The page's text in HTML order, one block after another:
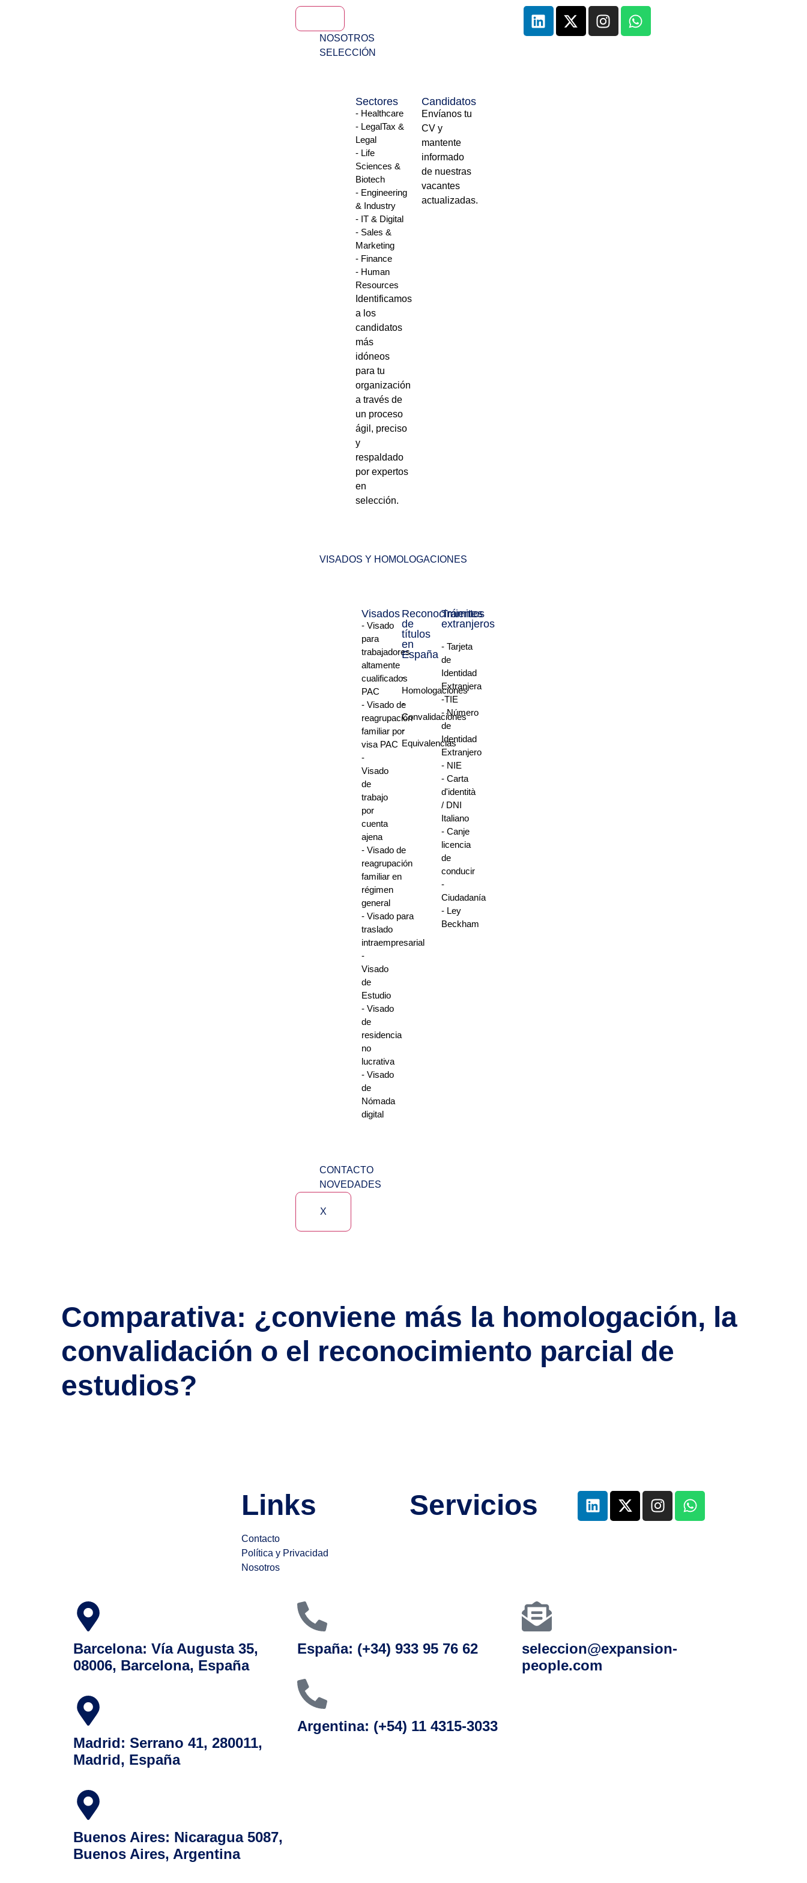
NOSOTROS
SELECCIÓN
Sectores
- Healthcare
- LegalTax &
Legal
- Life
Sciences &
Biotech
- Engineering
& Industry
- IT & Digital
- Sales &
Marketing
- Finance
- Human
Resources
Identificamos
a los
candidatos
más
idóneos
para tu
organización
a través de
un proceso
ágil, preciso
y
respaldado
por expertos
en
selección.
Candidatos
Envíanos tu
CV y
mantente
informado
de nuestras
vacantes
actualizadas.
VISADOS Y HOMOLOGACIONES
Visados
- Visado
para
trabajadores
altamente
cualificados
PAC
- Visado de
reagrupación
familiar por
visa PAC
-
Visado
de
trabajo
por
cuenta
ajena
- Visado de
reagrupación
familiar en
régimen
general
- Visado para
traslado
intraempresarial
-
Visado
de
Estudio
- Visado
de
residencia
no
lucrativa
- Visado
de
Nómada
digital
Reconocimientos
de
títulos
en
España
-
Homologaciones
-
Convalidaciones
-
Equivalencias
Trámites
extranjeros
- Tarjeta
de
Identidad
Extranjera
-TIE
- Número
de
Identidad
Extranjero
- NIE
- Carta
d'identità
/ DNI
Italiano
- Canje
licencia
de
conducir
-
Ciudadanía
- Ley
Beckham
CONTACTO
NOVEDADES
X
Comparativa: ¿conviene más la homologación, la
convalidación o el reconocimiento parcial de
estudios?
Links
Contacto
Política y Privacidad
Nosotros
Servicios
Barcelona: Vía Augusta 35,
08006, Barcelona, España
Madrid: Serrano 41, 280011,
Madrid, España
Buenos Aires: Nicaragua 5087,
Buenos Aires, Argentina
España: (+34) 933 95 76 62
Argentina: (+54) 11 4315-3033
seleccion@expansion-
people.com